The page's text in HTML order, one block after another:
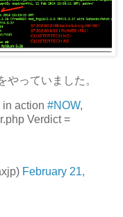
っていました。
in action #NOW,
Verdict =
February 21,